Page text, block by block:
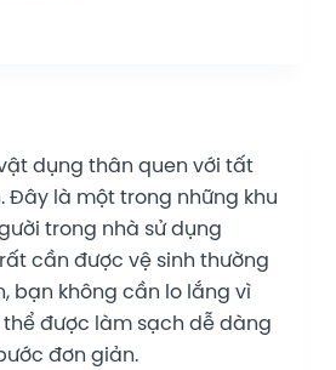
dụng thân quen với tất
Đây là một trong những khu
trong nhà sử dụng
cần được vệ sinh thường
bạn không cần lo lắng vì
được làm sạch dễ dàng
đơn giản.